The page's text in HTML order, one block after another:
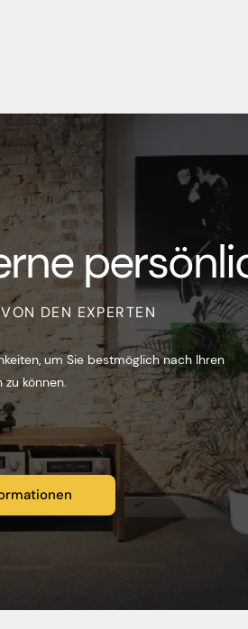
DEN EXPERTEN
um Sie bestmöglich nach Ihren
können.